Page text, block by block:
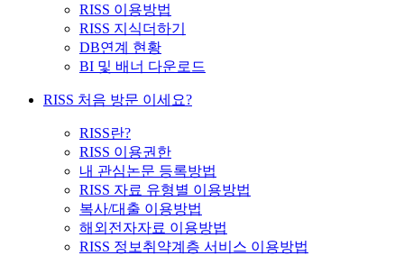
RISS 이용방법
RISS 지식더하기
DB연계 현황
BI 및 배너 다운로드
RISS 처음 방문 이세요?
RISS란?
RISS 이용권한
내 관심논문 등록방법
RISS 자료 유형별 이용방법
복사/대출 이용방법
해외전자자료 이용방법
RISS 정보취약계층 서비스 이용방법